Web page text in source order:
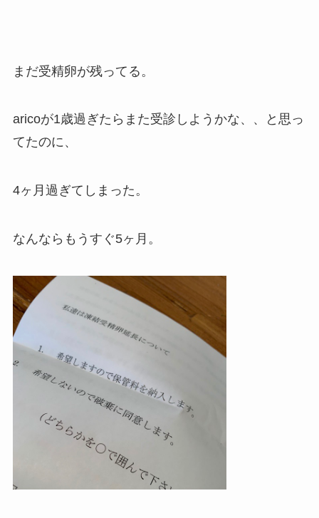
まだ受精卵が残ってる。
aricoが1歳過ぎたらまた受診しようかな、、と思っ
てたのに、
4ヶ月過ぎてしまった。
なんならもうすぐ5ヶ月。